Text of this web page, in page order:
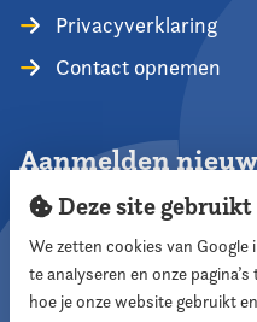
Privacyverklaring
Contact opnemen
Aanmelden
Aanmelden
Deze site
We zetten cookies van
te analyseren en onze
hoe je onze website gebruikt